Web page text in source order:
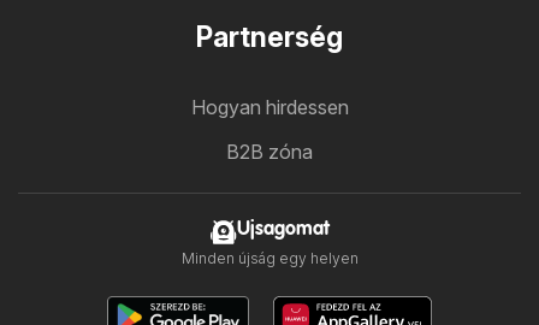
Partnerség
Hogyan hirdessen
B2B zóna
Ujsagomat
Minden újság egy helyen